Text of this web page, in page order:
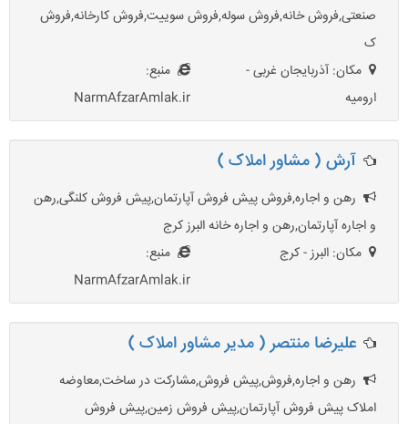
صنعتی,فروش خانه,فروش سوله,فروش سوییت,فروش کارخانه,فروش
ک
مکان: آذربایجان غربی -
ارومیه
منبع:
NarmAfzarAmlak.ir
آرش ( مشاور املاک )
رهن و اجاره,فروش پیش فروش آپارتمان,پیش فروش کلنگی,رهن
و اجاره آپارتمان,رهن و اجاره خانه البرز کرج
مکان: البرز - کرج
منبع:
NarmAfzarAmlak.ir
علیرضا منتصر ( مدیر مشاور املاک )
رهن و اجاره,فروش,پیش فروش,مشارکت در ساخت,معاوضه
املاک پیش فروش آپارتمان,پیش فروش زمین,پیش فروش